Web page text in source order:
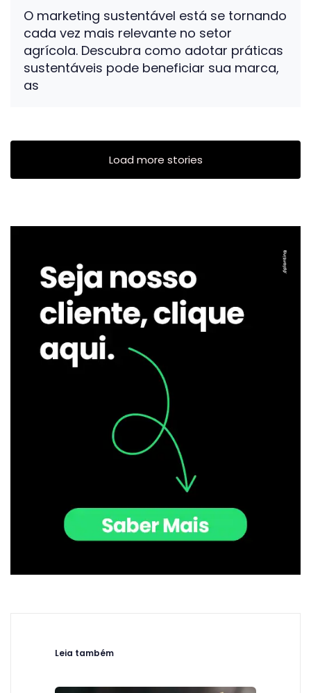
O marketing sustentável está se tornando
cada vez mais relevante no setor
agrícola. Descubra como adotar práticas
sustentáveis pode beneficiar sua marca,
as
Load more stories
Leia também